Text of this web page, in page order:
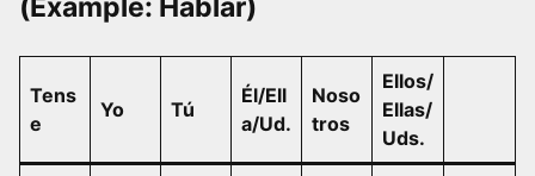
dark mode
(Example: Hablar)
Tens
e
Yo Tú
Él/Ell
a/Ud.
Noso
tros
Ellos/
Ellas/
Uds.